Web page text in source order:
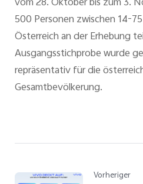
500 Personen zwischen 14-
Österreich an der Erhebung
Ausgangsstichprobe wurde
repräsentativ für die
Gesamtbevölkerung.
Vorheriger